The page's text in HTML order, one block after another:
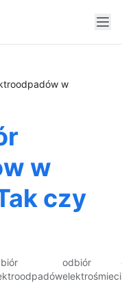
w
w
czy
odbiór
elektrośmieci